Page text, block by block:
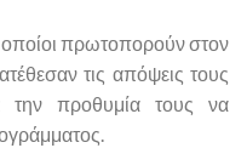
πρωτοπορούν στον
τις απόψεις τους
προθυμία τους να